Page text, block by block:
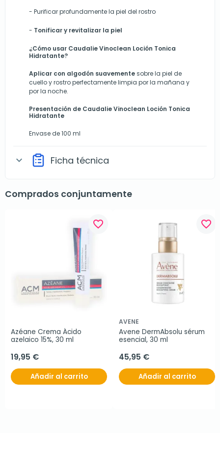
- Purificar profundamente la piel del rostro
- Tonificar y revitalizar la piel
¿Cómo usar Caudalie Vinoclean Loción Tonica
Hidratante?
Aplicar con algodón suavementesobre la piel de
cuello y rostro perfectamente limpia por la mañana y
por la noche.
Presentación de Caudalie Vinoclean Loción Tonica
Hidratante
Envase de 100 ml
expand_more Ficha técnica
Comprados conjuntamente
favorite_border
Azéane Crema Ácido
azelaico 15%, 30 ml
19,95 €
Añadir al carrito
favorite_border
AVENE
Avene DermAbsolu sérum
esencial, 30 ml
45,95 €
Añadir al carrito